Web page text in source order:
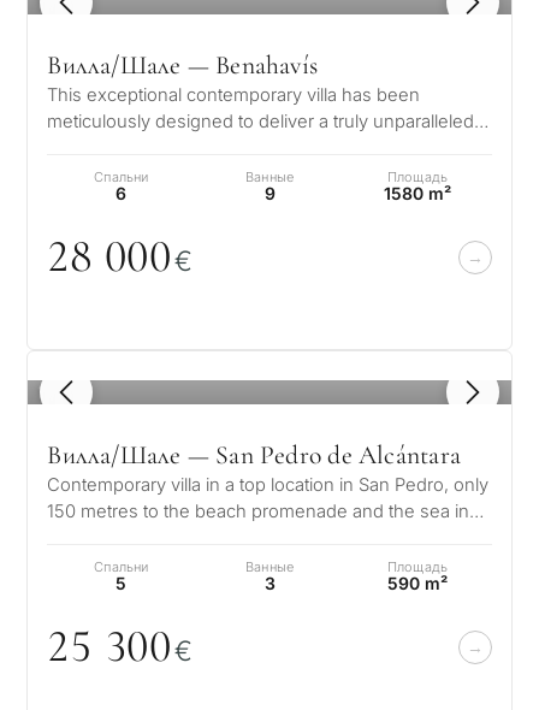
Вилла/Шале — Benahavís
This exceptional contemporary villa has been
meticulously designed to deliver a truly unparalleled
Спальни
6
Ванные
9
Площадь
1580 m²
28 000€
1 / 8
Вилла/Шале — San Pedro de Alcántara
Contemporary villa in a top location in San Pedro, only
150 metres to the beach promenade and the sea in
Спальни
5
Ванные
3
Площадь
590 m²
25 300€
Персональная
какой
целью
в